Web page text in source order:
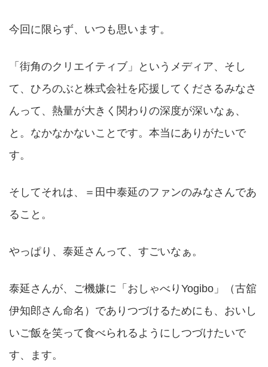
今回に限らず、いつも思います。
「街角のクリエイティブ」というメディア、そし
て、ひろのぶと株式会社を応援してくださるみなさ
んって、熱量が大きく関わりの深度が深いなぁ、
と。なかなかないことです。本当にありがたいで
す。
そしてそれは、＝田中泰延のファンのみなさんであ
ること。
やっぱり、泰延さんって、すごいなぁ。
泰延さんが、ご機嫌に「おしゃべりYogibo」（古舘
伊知郎さん命名）でありつづけるためにも、おいし
いご飯を笑って食べられるようにしつづけたいで
す、ます。